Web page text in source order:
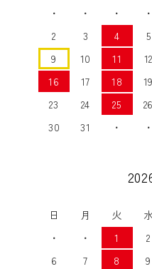
・
・ ・ ・
2
3 4 5
9
10 11 12
16
17 18 19
23
24 25 26
30
31 ・ ・
日 月 火
・
・ 1 2
6
7 8 9